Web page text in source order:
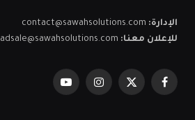
الإدارة: contact@sawahsolutions.com
للإعلان معنا: adsale@sawahsolutions.com
فيسبوكX
الانستغراميوتيوب